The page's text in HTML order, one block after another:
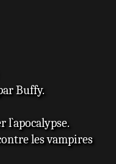
Buffy.
l`apocalypse.
les vampires